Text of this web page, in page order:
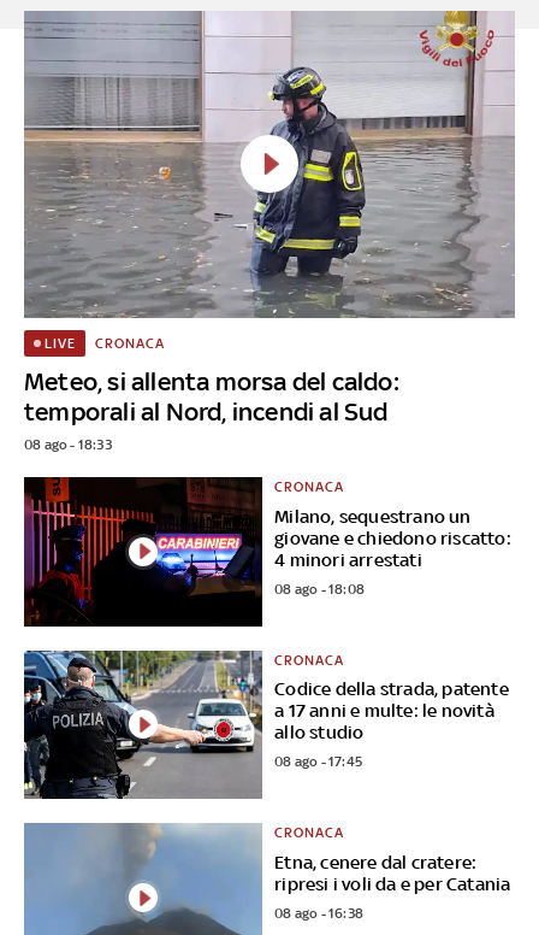
Meteo, si allenta morsa del caldo:
temporali al Nord, incendi al Sud
LIVE CRONACA
08 ago - 18:33
Milano, sequestrano un
giovane e chiedono riscatto:
4 minori arrestati
CRONACA
08 ago - 18:08
Codice della strada, patente
a 17 anni e multe: le novità
allo studio
CRONACA
08 ago - 17:45
Etna, cenere dal cratere:
ripresi i voli da e per Catania
CRONACA
08 ago - 16:38